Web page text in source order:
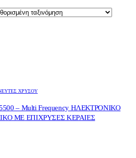
ΧΡΥΣΟΎ
5500 – Multi Frequency ΗΛΕΚΤΡΟΝΙΚΟ
ΜΕ ΕΠΙΧΡΥΣΕΣ ΚΕΡΑΙΕΣ